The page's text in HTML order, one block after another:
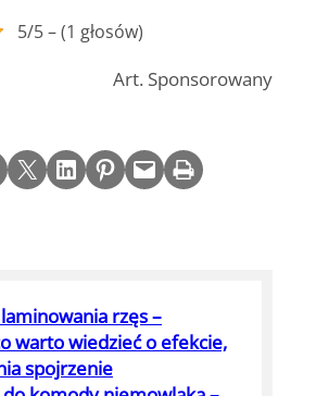
5/5 – (1 głosów)
Art. Sponsorowany
Email this Page Share on LinkedIn Share on Pinterest Email this Page Print this Page
rzęs –
warto wiedzieć o efekcie,
spojrzenie